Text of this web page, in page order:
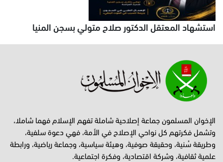
استشهاد المعتقل الدكتور صلاح متولي بسجن المنيا
الإخوان المسلمون جماعة إصلاحية شاملة تفهم الإسلام فهما شاملا،
وتشمل فكرتهم كل نواحي الإصلاح في الأمة، فهي دعوة سلفية،
وطريقة سُنية، وحقيقة صوفية، وهيئة سياسية، وجماعة رياضية، ورابطة
علمية ثقافية، وشركة اقتصادية، وفكرة اجتماعية.